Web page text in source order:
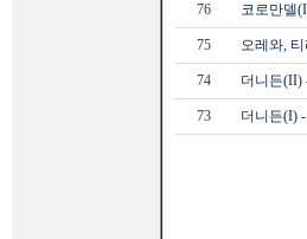
76 코로만델
75 오레와,
74 더니든(II)
73 더니든(I)